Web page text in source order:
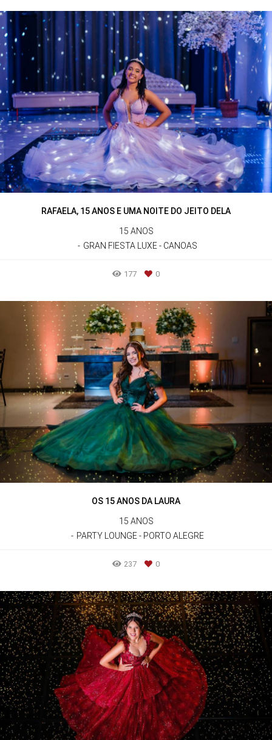
RAFAELA, 15 ANOS E UMA NOITE DO JEITO DELA
15 ANOS
GRAN FIESTA LUXE - CANOAS
177 0
OS 15 ANOS DA LAURA
15 ANOS
PARTY LOUNGE - PORTO ALEGRE
237 0